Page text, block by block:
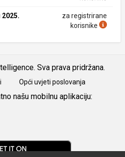
za registrirane
korisnike
Sva prava pridržana.
Opći uvjeti poslovanja
našu mobilnu aplikaciju: